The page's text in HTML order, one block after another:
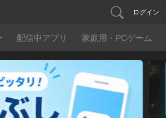
ログイン
配信中アプリ 家庭用・PCゲーム